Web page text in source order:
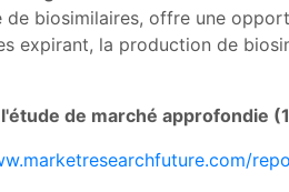
de biosimilaires, offre une
expirant, la production de
de marché approfondie